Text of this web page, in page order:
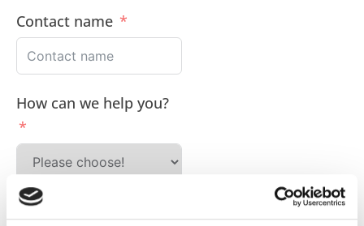
Contact name
How can we help you?
Message